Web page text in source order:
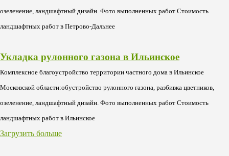
озеленение, ландшафтный дизайн. Фото выполненных работ Стоимость
ландшафтных работ в Петрово-Дальнее
Укладка рулонного газона в Ильинское
Комплексное благоустройство территории частного дома в Ильинское
Московской области:обустройство рулонного газона, разбивка цветников,
озеленение, ландшафтный дизайн. Фото выполненных работ Стоимость
ландшафтных работ в Ильинское
Загрузить больше